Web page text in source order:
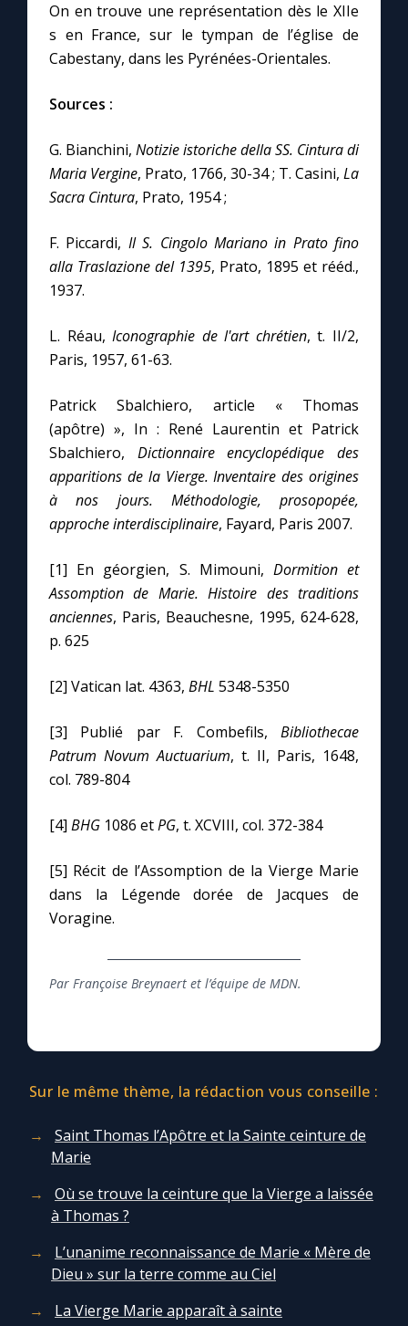
On en trouve une représentation dès le XIIe
s en France, sur le tympan de l’église de
Cabestany, dans les Pyrénées-Orientales.
Sources :
G. Bianchini, Notizie istoriche della SS. Cintura di
Maria Vergine, Prato, 1766, 30-34 ; T. Casini, La
Sacra Cintura, Prato, 1954 ;
F. Piccardi, Il S. Cingolo Mariano in Prato fino
alla Traslazione del 1395, Prato, 1895 et rééd.,
1937.
L. Réau,Iconographie de l'art chrétien, t. II/2,
Paris, 1957, 61-63.
Patrick Sbalchiero, article « Thomas
(apôtre) », In : René Laurentin et Patrick
Sbalchiero, Dictionnaire encyclopédique des
apparitions de la Vierge. Inventaire des origines
à nos jours. Méthodologie, prosopopée,
approche interdisciplinaire, Fayard, Paris 2007.
[1] En géorgien, S. Mimouni, Dormition et
Assomption de Marie. Histoire des traditions
anciennes, Paris, Beauchesne, 1995, 624-628,
p. 625
[2] Vatican lat. 4363, BHL 5348-5350
[3] Publié par F. Combefils, Bibliothecae
Patrum Novum Auctuarium, t. II, Paris, 1648,
col. 789-804
[4] BHG 1086 etPG, t. XCVIII, col. 372-384
[5] Récit de l’Assomption de la Vierge Marie
dans la Légende dorée de Jacques de
Voragine.
Par Françoise Breynaert et l’équipe de MDN.
Sur le même thème, la rédaction vous conseille :
Saint Thomas l’Apôtre et la Sainte ceinture de
Marie
Où se trouve la ceinture que la Vierge a laissée
à Thomas ?
L’unanime reconnaissance de Marie « Mère de
Dieu » sur la terre comme au Ciel
La Vierge Marie apparaît à sainte